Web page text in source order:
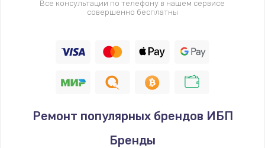
Все консультации по телефону в нашем сервисе
совершенно бесплатны
Ремонт популярных брендов ИБП
Бренды